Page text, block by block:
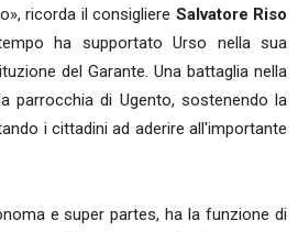
ricorda il consigliere Salvatore Riso
ha supportato Urso nella sua
del Garante. Una battaglia nella
parrocchia di Ugento, sostenendo la
i cittadini ad aderire all'importante
e super partes, ha la funzione di